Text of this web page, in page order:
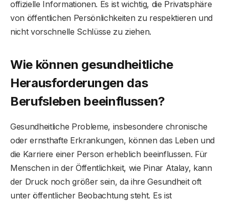
offizielle Informationen. Es ist wichtig, die Privatsphäre
von öffentlichen Persönlichkeiten zu respektieren und
nicht vorschnelle Schlüsse zu ziehen.
Wie können gesundheitliche
Herausforderungen das
Berufsleben beeinflussen?
Gesundheitliche Probleme, insbesondere chronische
oder ernsthafte Erkrankungen, können das Leben und
die Karriere einer Person erheblich beeinflussen. Für
Menschen in der Öffentlichkeit, wie Pinar Atalay, kann
der Druck noch größer sein, da ihre Gesundheit oft
unter öffentlicher Beobachtung steht. Es ist